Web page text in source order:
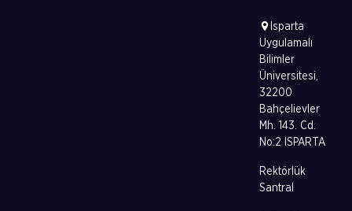
Isparta
Uygulamalı
Bilimler
Üniversitesi,
32200
Bahçelievler
Mh. 143. Cd.
No:2 ISPARTA
Rektörlük
Santral